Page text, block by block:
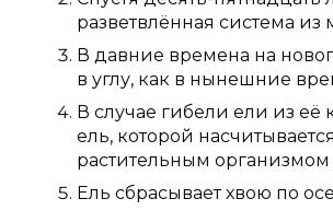
разветвлённая система
В давние времена на
в углу, как в нынешние
В случае гибели ели из
ель, которой
растительным
Ель сбрасывает хвою по